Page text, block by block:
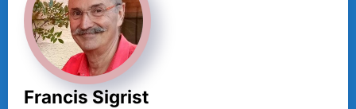
Francis Sigrist